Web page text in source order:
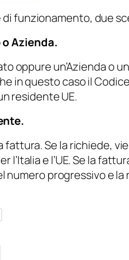
funzionamento, due
Azienda.
oppure un’Azienda o
in questo caso il
residente UE.
Se la richiede,
e l’UE. Se la
progressivo e